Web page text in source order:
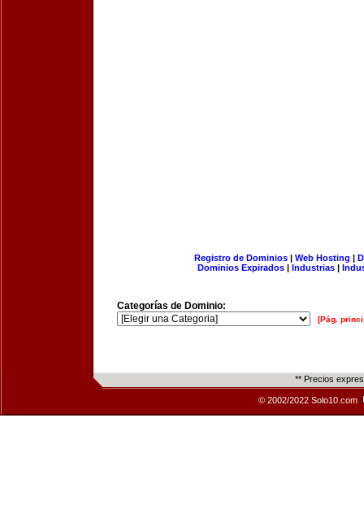
Registro de Dominios| Web Hosting |
Dominios Expirados | Industrias |
Categorías de Dominio:
[Pág.
** Precios
© 2002/2022 Solo10.com